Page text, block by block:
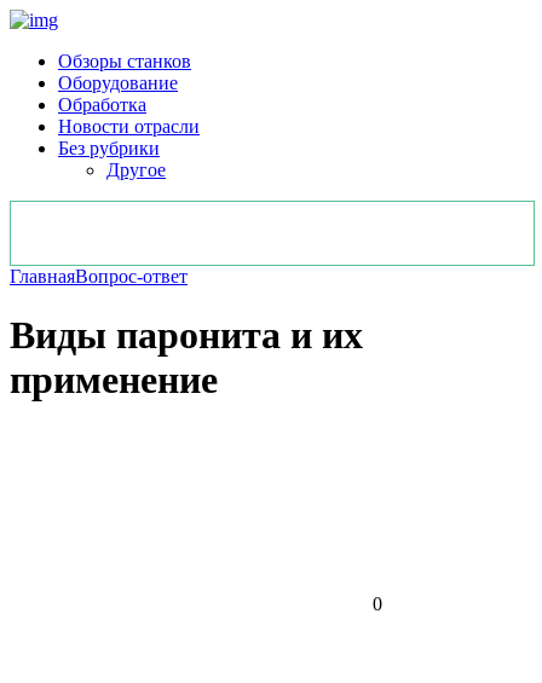
Обзоры станков
Оборудование
Обработка
Новости отрасли
Без рубрики
Другое
ГлавнаяВопрос-ответ
Виды паронита и их
применение
0